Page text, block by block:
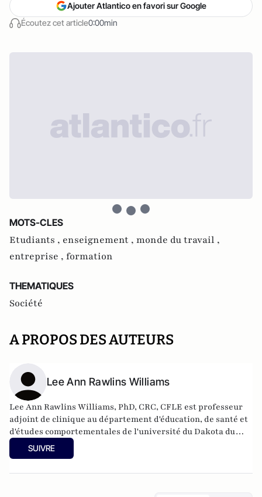
Écoutez cet article0:00min
Ajouter Atlantico en favori sur Google
MOTS-CLES
Etudiants , enseignement , monde du travail ,
entreprise , formation
THEMATIQUES
Société
A PROPOS DES AUTEURS
Lee Ann Rawlins Williams
Lee Ann Rawlins Williams, PhD, CRC, CFLE est professeur
adjoint de clinique au département d'éducation, de santé et
d'études comportementales de l'université du Dakota du
Nord. Elle est directrice du programme de premier cycle en
sciences de la réadaptation inclusive.
SUIVRE